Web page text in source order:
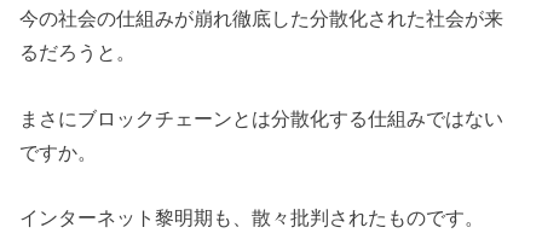
今の社会の仕組みが崩れ徹底した分散化された社会が来
るだろうと。
まさにブロックチェーンとは分散化する仕組みではない
ですか。
インターネット黎明期も、散々批判されたものです。